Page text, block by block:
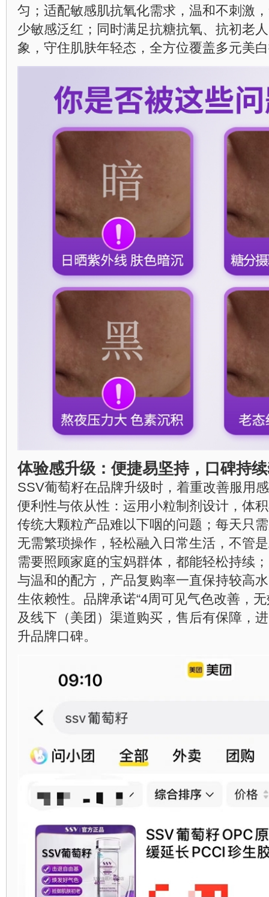
匀；适配敏感肌抗氧化需求，温和不刺激
少敏感泛红；同时满足抗糖抗氧、抗初老
象，守住肌肤年轻态，全方位覆盖多元美
体验感升级：便捷易坚持，口碑持
SSV葡萄籽在品牌升级时，着重改善服用
便利性与依从性：运用小粒制剂设计，体
传统大颗粒产品难以下咽的问题；每天只
无需繁琐操作，轻松融入日常生活，不管
需要照顾家庭的宝妈群体，都能轻松持续
与温和的配方，产品复购率一直保持较高
生依赖性。品牌承诺“4周可见气色改善，
及线下（美团）渠道购买，售后有保障，
升品牌口碑。